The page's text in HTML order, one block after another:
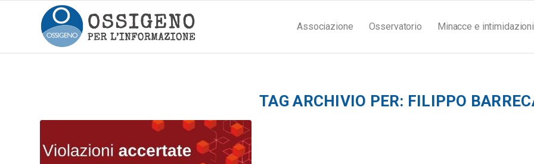
Associazione Osservatorio Minacce e intimidazioni
TAG ARCHIVIO PER: FILIPPO